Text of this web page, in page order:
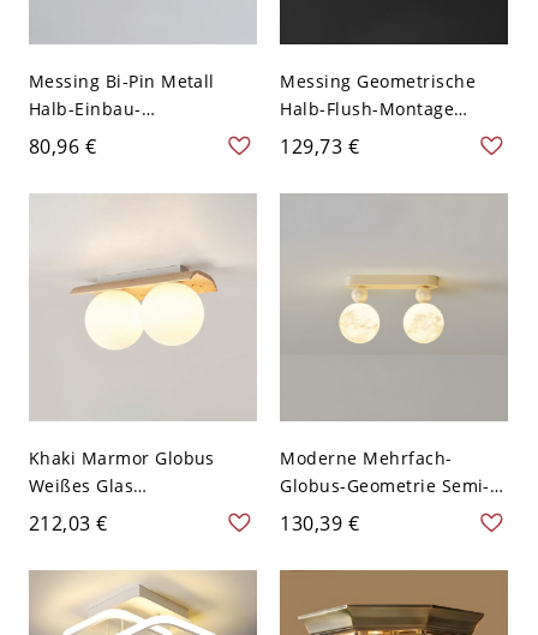
Messing Bi-Pin Metall
Halb-Einbau-
Deckenleuchte mit
abwärts gerichtetem
Glasschirm - 110V-120V
80,96 €
Messing Geometrische
Halb-Flush-Montage
Deckenleuchte mit
Kristall-Schirmen - 110V-
120V 2
129,73 €
Khaki Marmor Globus
Weißes Glas
Deckenleuchte mit
Steinmaterial - 110V-120V
13 Zoll (33,02 cm)
212,03 €
Moderne Mehrfach-
Globus-Geometrie Semi-
Flush Mount
Deckenleuchte mit
verstellbaren goldenen
130,39 €